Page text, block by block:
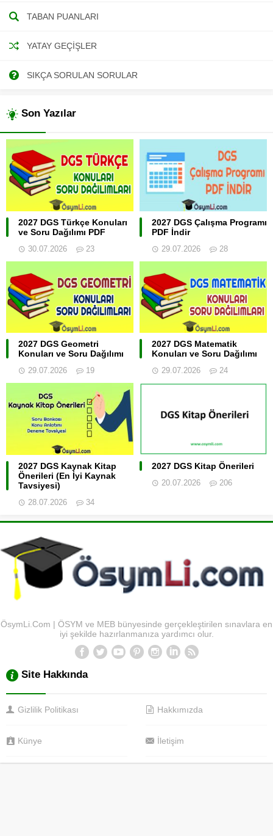
TABAN PUANLARI
YATAY GEÇIŞLER
SIKÇA SORULAN SORULAR
Son Yazılar
2027 DGS Türkçe Konuları
ve Soru Dağılımı PDF
30.07.2026 23
2027 DGS Çalışma Programı
PDF İndir
29.07.2026 28
2027 DGS Geometri
Konuları ve Soru Dağılımı
29.07.2026 19
2027 DGS Matematik
Konuları ve Soru Dağılımı
29.07.2026 24
2027 DGS Kaynak Kitap
Önerileri (En İyi Kaynak
Tavsiyesi)
28.07.2026 34
2027 DGS Kitap Önerileri
20.07.2026 206
ÖsymLi.Com | ÖSYM ve MEB bünyesinde gerçekleştirilen sınavlara en
iyi şekilde hazırlanmanıza yardımcı olur.
Site Hakkında
Gizlilik Politikası Hakkımızda
Künye İletişim